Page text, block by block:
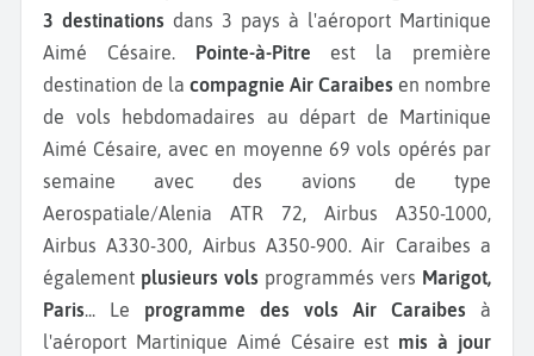
3 destinations dans 3 pays à l'aéroport Martinique
Aimé Césaire. Pointe-à-Pitre est la première
destination de la compagnie Air Caraibes en nombre
de vols hebdomadaires au départ de Martinique
Aimé Césaire, avec en moyenne 69 vols opérés par
semaine avec des avions de type
Aerospatiale/Alenia ATR 72, Airbus A350-1000,
Airbus A330-300, Airbus A350-900.Air Caraibes a
également plusieurs vols programmés vers Marigot,
Paris... Le programme des vols Air Caraibes à
l'aéroport Martinique Aimé Césaire est mis à jour